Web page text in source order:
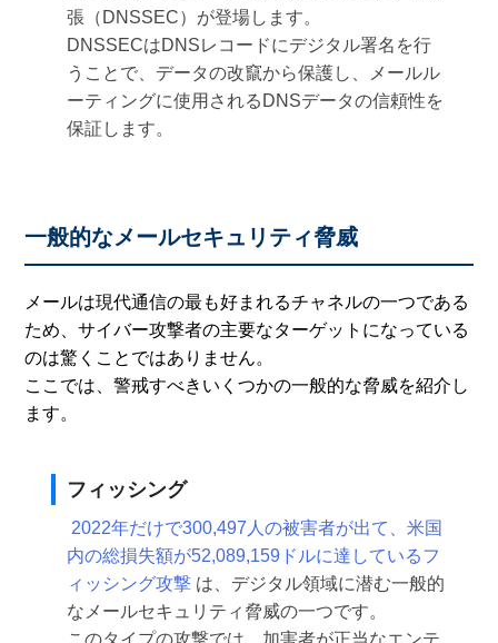
張（DNSSEC）が登場します。
DNSSECはDNSレコードにデジタル署名を行
うことで、データの改竄から保護し、メールル
ーティングに使用されるDNSデータの信頼性を
保証します。
一般的なメールセキュリティ脅威
メールは現代通信の最も好まれるチャネルの一つである
ため、サイバー攻撃者の主要なターゲットになっている
のは驚くことではありません。
ここでは、警戒すべきいくつかの一般的な脅威を紹介し
ます。
フィッシング
2022年だけで300,497人の被害者が出て、米国
内の総損失額が52,089,159ドルに達しているフ
ィッシング攻撃 は、デジタル領域に潜む一般的
なメールセキュリティ脅威の一つです。
このタイプの攻撃では、加害者が正当なエンテ